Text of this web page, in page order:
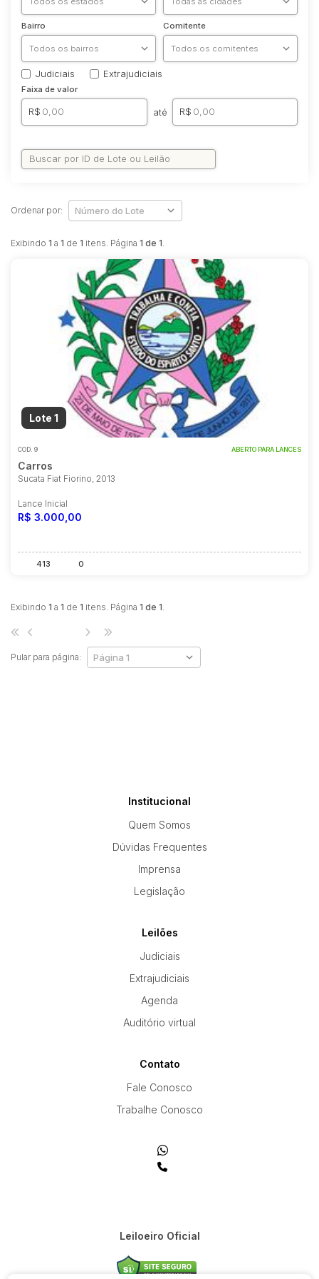
Bairro Comitente
Judiciais Extrajudiciais
Faixa de valor
R$ até R$
Exibindo 1 a 1 de 1 itens. Página 1 de 1.
Ordenar por:
Lote 1
COD. 9 ABERTO PARA LANCES
Carros
Sucata Fiat Fiorino, 2013
Lance Inicial
R$ 3.000,00
413 0
Exibindo 1 a 1 de 1 itens. Página 1 de 1.
Pular para página:
Institucional
Quem Somos
Dúvidas Frequentes
Imprensa
Legislação
Leilões
Judiciais
Extrajudiciais
Agenda
Auditório virtual
Contato
Fale Conosco
Trabalhe Conosco
Leiloeiro Oficial